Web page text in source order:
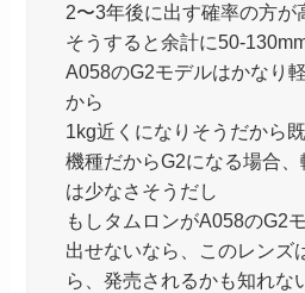
2〜3年後に出す確率の方が
そうすると余計に50-
A058のG2モデルはかなり
から
1kg近くになりそうだから
機種だからG2になる場合
は少なさそうだし
もしタムロンがA058のG2
出せないなら、このレンズ
ら、発売されるかも知れな